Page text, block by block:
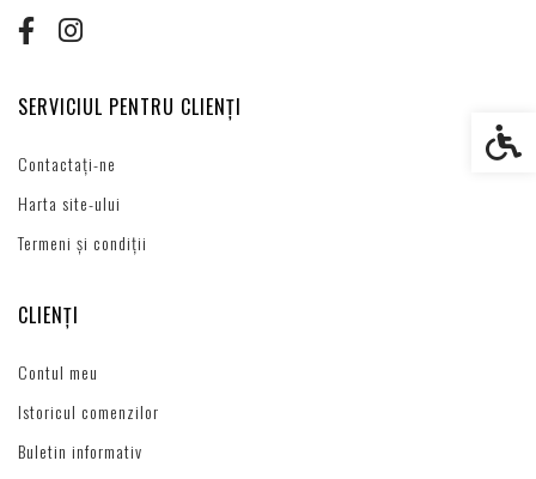
SERVICIUL PENTRU CLIENȚI
Contactați-ne
Harta site-ului
Termeni și condiții
CLIENȚI
Contul meu
Istoricul comenzilor
Buletin informativ
Setări